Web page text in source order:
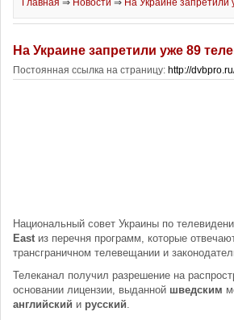
Главная ⇒ Новости ⇒ На Украине запретили
На Украине запретили уже 89
Постоянная ссылка на страницу: http://
Национальный совет Украины по
East из перечня программ, которые
трансграничном телевещании и
Телеканал получил разрешение на
основании лицензии, выданной шведским
английский и русский.